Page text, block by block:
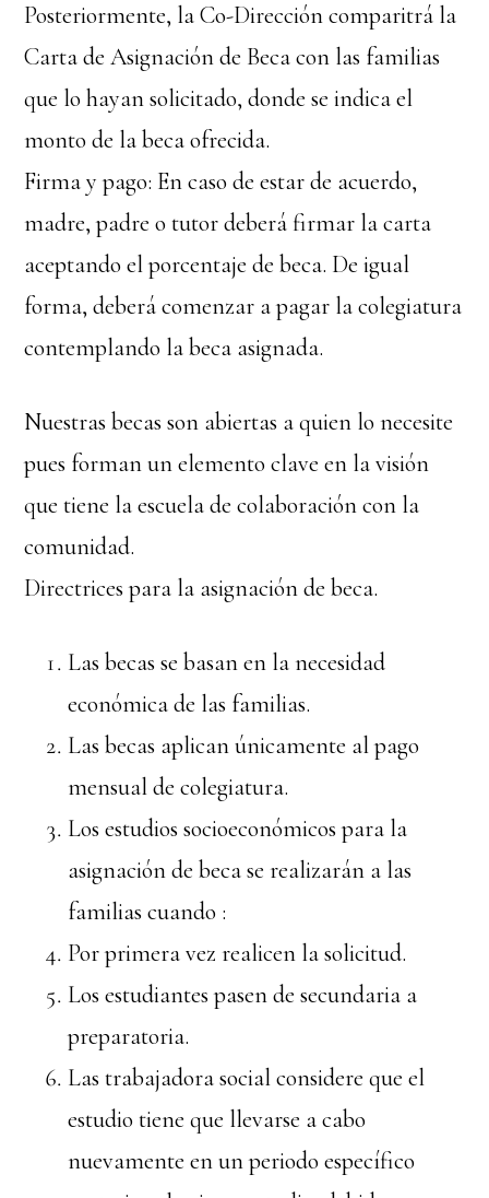
Posteriormente, la Co-Dirección comparitrá la
Carta de Asignación de Beca con las familias
que lo hayan solicitado, donde se indica el
monto de la beca ofrecida.
Firma y pago: En caso de estar de acuerdo,
madre, padre o tutor deberá firmar la carta
aceptando el porcentaje de beca. De igual
forma, deberá comenzar a pagar la colegiatura
contemplando la beca asignada.
Nuestras becas son abiertas a quien lo necesite
pues forman un elemento clave en la visión
que tiene la escuela de colaboración con la
comunidad.
Directrices para la asignación de beca.
Las becas se basan en la necesidad
económica de las familias.
Las becas aplican únicamente al pago
mensual de colegiatura.
Los estudios socioeconómicos para la
asignación de beca se realizarán a las
familias cuando :
Por primera vez realicen la solicitud.
Los estudiantes pasen de secundaria a
preparatoria.
Las trabajadora social considere que el
estudio tiene que llevarse a cabo
nuevamente en un periodo específico